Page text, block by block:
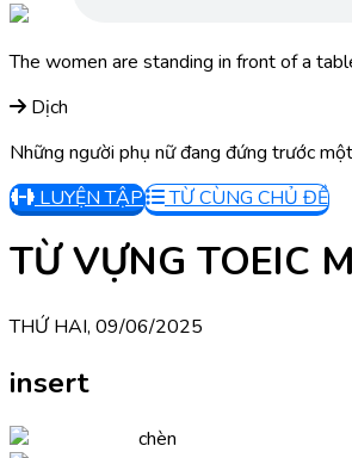
The women are standing in front of a
Dịch
Những người phụ nữ đang đứng trước
LUYỆN TẬP
TỪ CÙNG CHỦ ĐỀ
TỪ VỰNG TOEIC
THỨ HAI, 09/06/2025
insert
chèn